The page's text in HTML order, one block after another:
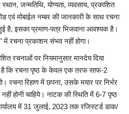
जन्मतिथि, योग्यता, व्यवसाय, प्रकाशित
मोबाईल नम्बर की जानकारी के साथ रचना
है, इसका प्रमाण-पत्र भिजवाना आवश्यक है।
में रचना प्रकाशन संभव नहीं होगा।
रचनाओं पर नियमानुसार मानदेय दिया
है कि रचना पृष्ठ के केवल एक तरफ साफ-2
रचना रिहाण में छपना, उसके मयार पर निर्भर
होनी चाहिये। नाटक की स्थिति में 6-7 पृष्ठ
में 31 जुलाई, 2023 तक रजिस्टर्ड डाक/